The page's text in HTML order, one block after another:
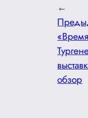
←
обзор